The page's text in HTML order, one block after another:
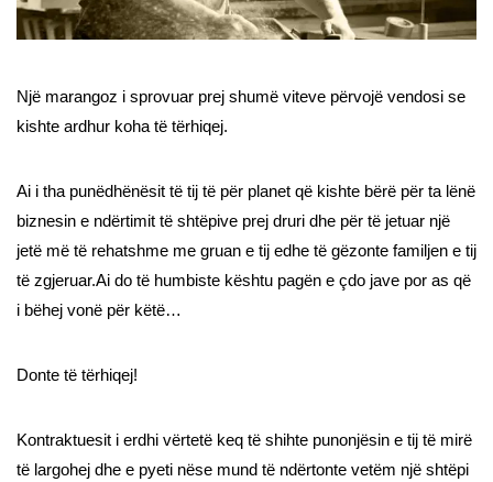
Një marangoz i sprovuar prej shumë viteve përvojë vendosi se
kishte ardhur koha të tërhiqej.
Ai i tha punëdhënësit të tij të për planet që kishte bërë për ta lënë
biznesin e ndërtimit të shtëpive prej druri dhe për të jetuar një
jetë më të rehatshme me gruan e tij edhe të gëzonte familjen e tij
të zgjeruar.Ai do të humbiste kështu pagën e çdo jave por as që
i bëhej vonë për këtë…
Donte të tërhiqej!
Kontraktuesit i erdhi vërtetë keq të shihte punonjësin e tij të mirë
të largohej dhe e pyeti nëse mund të ndërtonte vetëm një shtëpi